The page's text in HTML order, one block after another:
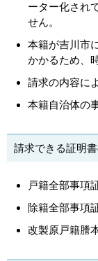
ーター化され
せん。
本籍が吉川市
かかるため、
請求の内容に
本籍自治体の
請求できる証明
戸籍全部事項
除籍全部事項
改製原戸籍謄